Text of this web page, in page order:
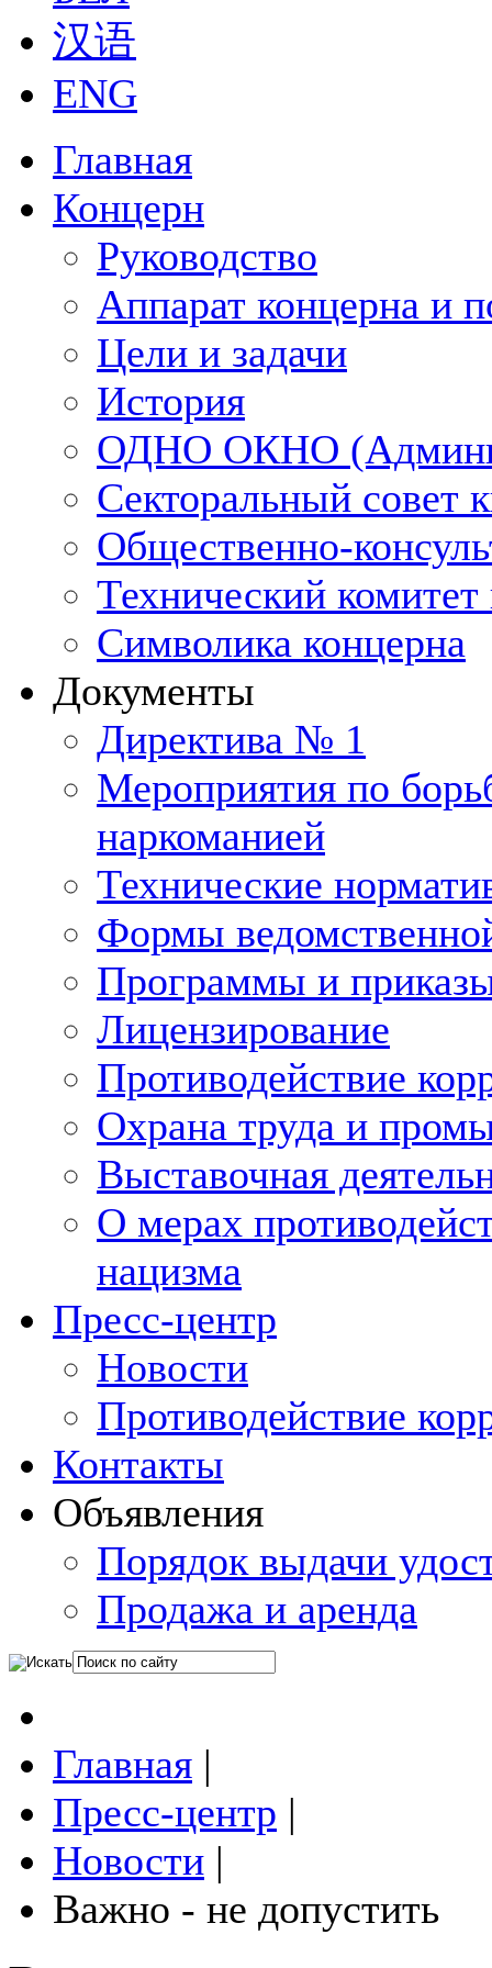
汉语
ENG
Главная
Концерн
Руководство
Аппарат концерна и
Цели и задачи
История
ОДНО ОКНО
Секторальный совет
Общественно-
Технический
Символика концерна
Документы
Директива № 1
Мероприятия по
наркоманией
Технические
Формы
Программы и
Лицензирование
Противодействие
Охрана труда и
Выставочная
О мерах
нацизма
Пресс-центр
Новости
Противодействие
Контакты
Объявления
Порядок выдачи
Продажа и аренда
Главная |
Пресс-центр |
Новости |
Важно - не допустить